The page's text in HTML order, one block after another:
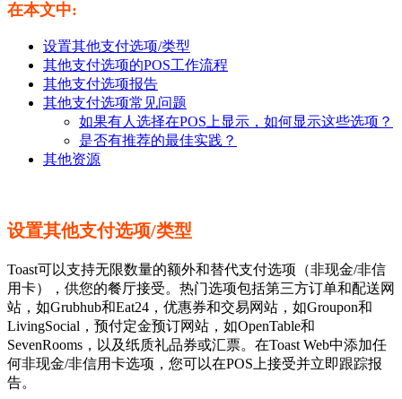
在本文中:
设置其他支付选项/类型
其他支付选项的POS工作流程
其他支付选项报告
其他支付选项常见问题
如果有人选择在POS上显示，如何显示这些选项？
是否有推荐的最佳实践？
其他资源
设置其他支付选项/类型
Toast可以支持无限数量的额外和替代支付选项（非现金/非信
用卡），供您的餐厅接受。热门选项包括第三方订单和配送网
站，如Grubhub和Eat24，优惠券和交易网站，如Groupon和
LivingSocial，预付定金预订网站，如OpenTable和
SevenRooms，以及纸质礼品券或汇票。在Toast Web中添加任
何非现金/非信用卡选项，您可以在POS上接受并立即跟踪报
告。